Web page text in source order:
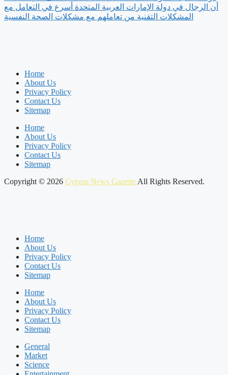
أن الرجال في دولة الإمارات العربية المتحدة أسرع في التعامل مع
المشكلات التقنية من تعاملهم مع مشكلات الصحة النفسية
Home
About Us
Privacy Policy
Contact Us
Sitemap
Home
About Us
Privacy Policy
Contact Us
Sitemap
Copyright © 2026 Cyprus News Gazette All Rights Reserved.
Home
About Us
Privacy Policy
Contact Us
Sitemap
Home
About Us
Privacy Policy
Contact Us
Sitemap
General
Market
Science